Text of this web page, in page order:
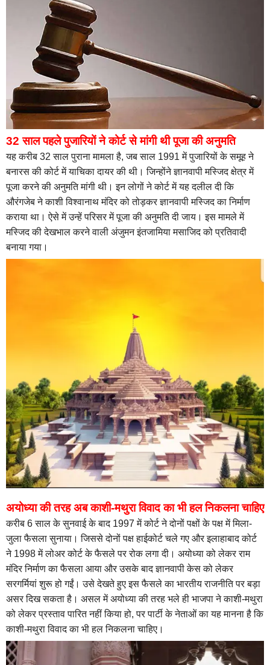
32 साल पहले पुजारियों ने कोर्ट से मांगी थी पूजा की अनुमति
यह करीब 32 साल पुराना मामला है, जब साल 1991 में पुजारियों के समूह ने
बनारस की कोर्ट में याचिका दायर की थी। जिन्होंने ज्ञानवापी मस्जिद क्षेत्र में
पूजा करने की अनुमति मांगी थी। इन लोगों ने कोर्ट में यह दलील दी कि
औरंगजेब ने काशी विश्वानाथ मंदिर को तोड़कर ज्ञानवापी मस्जिद का निर्माण
कराया था। ऐसे में उन्हें परिसर में पूजा की अनुमति दी जाय। इस मामले में
मस्जिद की देखभाल करने वाली अंजुमन इंतजामिया मसाजिद को प्रतिवादी
बनाया गया।
अयोध्या की तरह अब काशी-मथुरा विवाद का भी हल निकलना चाहिए
करीब 6 साल के सुनवाई के बाद 1997 में कोर्ट ने दोनों पक्षों के पक्ष में मिला-
जुला फैसला सुनाया। जिससे दोनों पक्ष हाईकोर्ट चले गए और इलाहाबाद कोर्ट
ने 1998 में लोअर कोर्ट के फैसले पर रोक लगा दी। अयोध्या को लेकर राम
मंदिर निर्माण का फैसला आया और उसके बाद ज्ञानवापी केस को लेकर
सरगर्मियां शुरू हो गईं। उसे देखते हुए इस फैसले का भारतीय राजनीति पर बड़ा
असर दिख सकता है। असल में अयोध्या की तरह भले ही भाजपा ने काशी-मथुरा
को लेकर प्रस्ताव पारित नहीं किया हो, पर पार्टी के नेताओं का यह मानना है कि
काशी-मथुरा विवाद का भी हल निकलना चाहिए।